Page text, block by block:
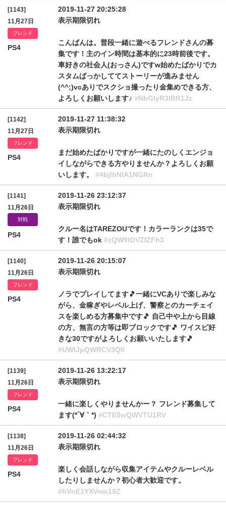
[1143]
11月27日
フレンド
PS4
2019-11-27 20:25:28
表示期限切れ
こんばんは。普段一緒に遊べるフレンドさんの募
集です！主のイン時間は基本的に23時前後です。
車好きの社会人(おっさん)ですw始めたばかりでカ
スタムばっかしててストーリーが進みません
(^^;)vcありでスクショ撮ったり金集めできる方、
よろしくお願いします♪ #NbGIyR3lBR1Jz
[1142]
11月27日
フレンド
PS4
2019-11-27 11:38:32
表示期限切れ
まだ始めたばかりですが一緒にたのしくエンジョ
イしながらできる方やりませんか？よろしくお願
いします。 #4bjlhNlA1NGRn
[1141]
11月26日
対戦
PS4
2019-11-26 23:12:37
表示期限切れ
クルー名はTAREZOUです！カラーランクは35で
す！誰でもok #zQW9lOVZIZFh3
[1140]
11月26日
フレンド
PS4
2019-11-26 20:15:07
表示期限切れ
ノラでプレイしてます🎵一緒にVCありで楽しみな
がら、金稼ぎやレベル上げ、警察とのカーチェイ
スを楽しめる方募集中です🎵 自己中や上から目線
の方、無言の方等は即ブロックです🎵 ワイスピ好
きな30ですがよろしくお願いいたします🎵
#UWlJpQWRCV3Q0
[1139]
11月26日
フレンド
PS4
2019-11-26 13:22:17
表示期限切れ
一緒に楽しくやりませんかー？ フレンド募集して
ます(*´∀｀*) #CTE0wQWVTU1RV
[1138]
11月26日
フレンド
PS4
2019-11-26 02:44:32
表示期限切れ
楽しく会話しながら収集アイテムやクルーレベル
したりしませんか？初心者大歓迎です。
#hVnE1YXVmc19Z